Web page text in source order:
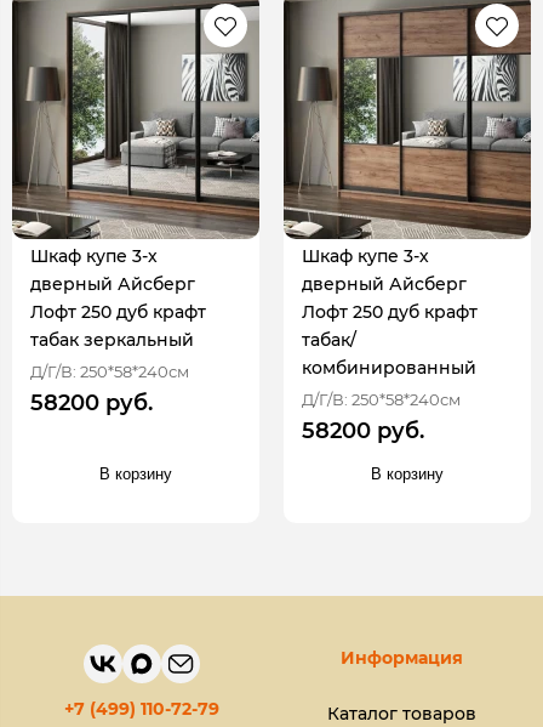
Шкаф купе 3-х
дверный Айсберг
Лофт 250 дуб крафт
табак зеркальный
Д/Г/В: 250*58*240см
58200 руб.
В корзину
Шкаф купе 3-х
дверный Айсберг
Лофт 250 дуб крафт
табак/
комбинированный
Д/Г/В: 250*58*240см
58200 руб.
В корзину
+7 (499) 110-72-79
Информация
Каталог товаров